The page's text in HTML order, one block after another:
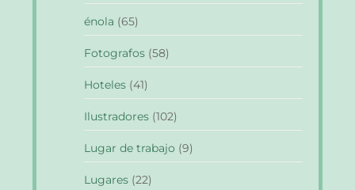
énola (65)
Fotografos (58)
Hoteles (41)
Ilustradores (102)
Lugar de trabajo (9)
Lugares (22)